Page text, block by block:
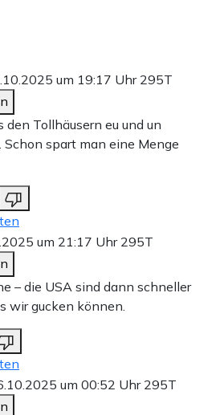
um 19:17 Uhr 295T
den Tollhäusern eu und un
Schon spart man eine Menge
um 21:17 Uhr 295T
– die USA sind dann schneller
wir gucken können.
um 00:52 Uhr 295T